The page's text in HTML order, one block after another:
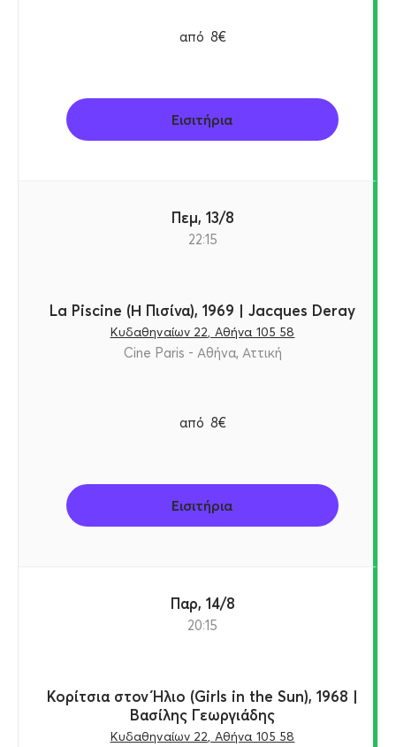
από 8€
Εισιτήρια
Πεμ, 13/8
22:15
La Piscine (Η Πισίνα), 1969 | Jacques Deray
Κυδαθηναίων 22, Αθήνα 105 58
Cine Paris - Αθήνα, Αττική
από 8€
Εισιτήρια
Παρ, 14/8
20:15
Κορίτσια στον Ήλιο (Girls in the Sun), 1968 |
Βασίλης Γεωργιάδης
Κυδαθηναίων 22, Αθήνα 105 58